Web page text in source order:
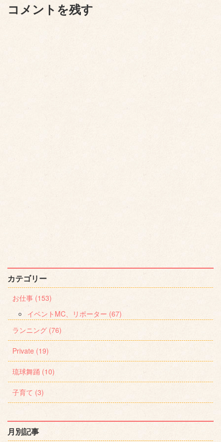
コメントを残す
カテゴリー
お仕事 (153)
イベントMC、リポーター (67)
ランニング (76)
Private (19)
琉球舞踊 (10)
子育て (3)
月別記事